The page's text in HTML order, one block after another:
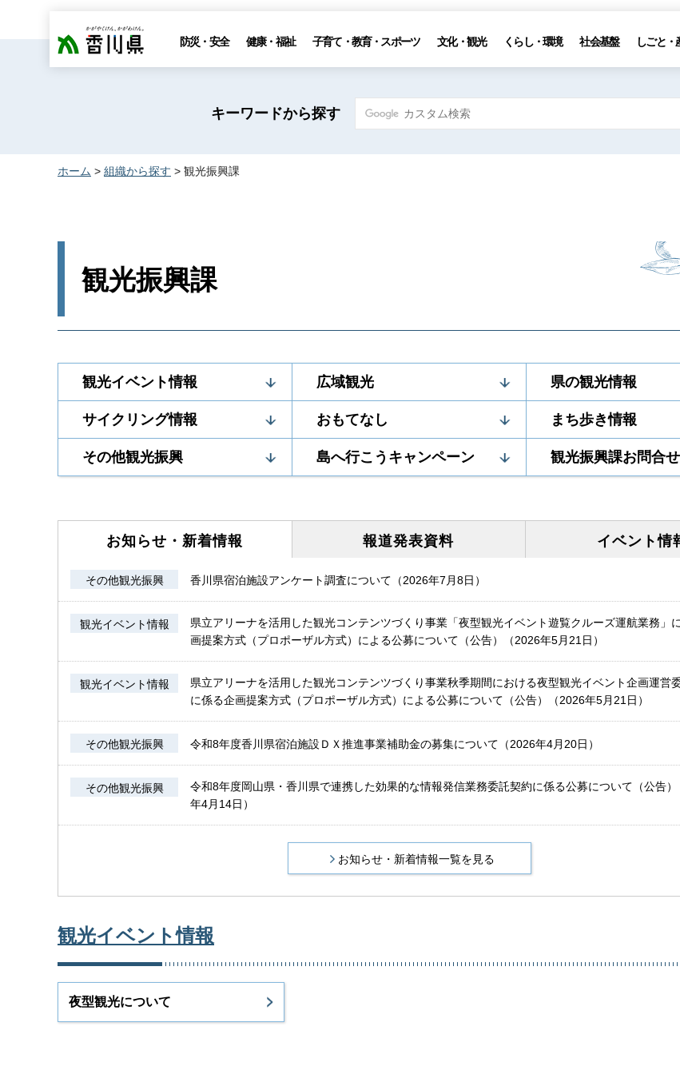
香川県 防災・安全 健康・福祉 子育て・教育・スポーツ 文化・観光 くらし・環境 社会基盤 しごと・
キーワードから探す
ホーム > 組織から探す > 観光振興課
観光振興課
観光イベント情報 広域観光 県の観光情報
サイクリング情報 おもてなし まち歩き情報
その他観光振興 島へ行こうキャンペーン 観光振興課お問合
お知らせ・ 新着情報
その他観光振興 香川県宿泊施設アンケート調査について（2026年7月8日）
観光イベント情報
県立アリーナを活用した観光コンテンツづくり事業「夜型観光イベント遊覧クルーズ運航業務」
画提案方式（プロポーザル方式）による公募について（公告）（2026年5月21日）
観光イベント情報
県立アリーナを活用した観光コンテンツづくり事業秋季期間における夜型観光イベント企画運営
に係る企画提案方式（プロポーザル方式）による公募について（公告）（2026年5月21日）
その他観光振興 令和8年度香川県宿泊施設ＤＸ推進事業補助金の募集について（2026年4月20日）
その他観光振興
令和8年度岡山県・香川県で連携した効果的な情報発信業務委託契約に係る公募について（公告
年4月14日）
お知らせ・新着情報一覧を見る
報道発表資料 イベント情
観光イベント情報
夜型観光について